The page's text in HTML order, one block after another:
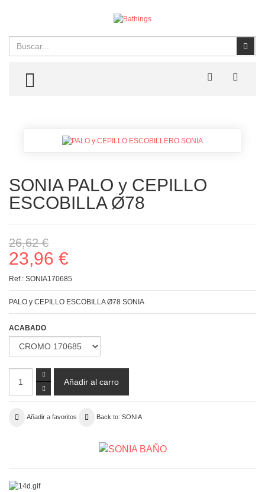
TOGGLE MENU
SONIA PALO y CEPILLO
ESCOBILLA Ø78
26,62 €
23,96 €
Ref.: SONIA170685
PALO y CEPILLO ESCOBILLA Ø78 SONIA
ACABADO
Añadir a favoritos Back to: SONIA